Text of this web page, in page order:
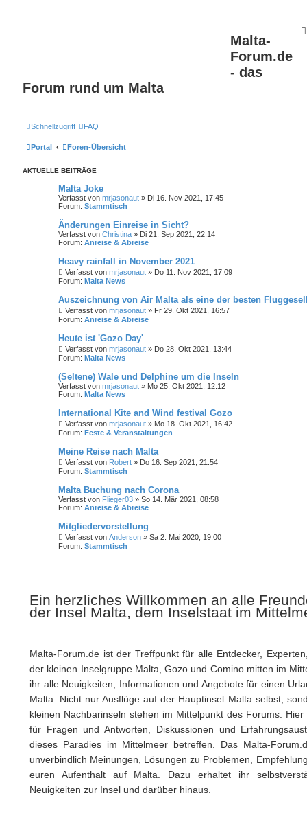
Malta-
Forum.de
- das
Forum rund um Malta
Schnellzugriff FAQ
Portal Foren-Übersicht
AKTUELLE BEITRÄGE
Malta Joke
Verfasst von mrjasonaut » Di 16. Nov 2021, 17:45
Forum: Stammtisch
Änderungen Einreise in Sicht?
Verfasst von Christina » Di 21. Sep 2021, 22:14
Forum: Anreise & Abreise
Heavy rainfall in November 2021
Verfasst von mrjasonaut » Do 11. Nov 2021, 17:09
Forum: Malta News
Auszeichnung von Air Malta als eine der besten
Verfasst von mrjasonaut » Fr 29. Okt 2021, 16:57
Forum: Anreise & Abreise
Heute ist 'Gozo Day'
Verfasst von mrjasonaut » Do 28. Okt 2021, 13:44
Forum: Malta News
(Seltene) Wale und Delphine um die Inseln
Verfasst von mrjasonaut » Mo 25. Okt 2021, 12:12
Forum: Malta News
International Kite and Wind festival Gozo
Verfasst von mrjasonaut » Mo 18. Okt 2021, 16:42
Forum: Feste & Veranstaltungen
Meine Reise nach Malta
Verfasst von Robert » Do 16. Sep 2021, 21:54
Forum: Stammtisch
Malta Buchung nach Corona
Verfasst von Flieger03 » So 14. Mär 2021, 08:58
Forum: Anreise & Abreise
Mitgliedervorstellung
Verfasst von Anderson » Sa 2. Mai 2020, 19:00
Forum: Stammtisch
Ein herzliches Willkommen an alle
der Insel Malta, dem Inselstaat im
Malta-Forum.de ist der Treffpunkt für alle Entdecker,
der kleinen Inselgruppe Malta, Gozo und Comino mitten im
ihr alle Neuigkeiten, Informationen und Angebote für einen
Malta. Nicht nur Ausflüge auf der Hauptinsel Malta selbst,
kleinen Nachbarinseln stehen im Mittelpunkt des Forums.
für Fragen und Antworten, Diskussionen und
dieses Paradies im Mittelmeer betreffen. Das Malta-
unverbindlich Meinungen, Lösungen zu Problemen,
euren Aufenthalt auf Malta. Dazu erhaltet ihr
Neuigkeiten zur Insel und darüber hinaus.